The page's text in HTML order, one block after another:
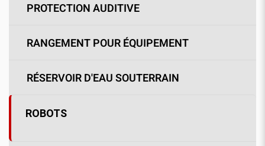
PROTECTION AUDITIVE
RANGEMENT POUR ÉQUIPEMENT
RÉSERVOIR D'EAU SOUTERRAIN
ROBOTS